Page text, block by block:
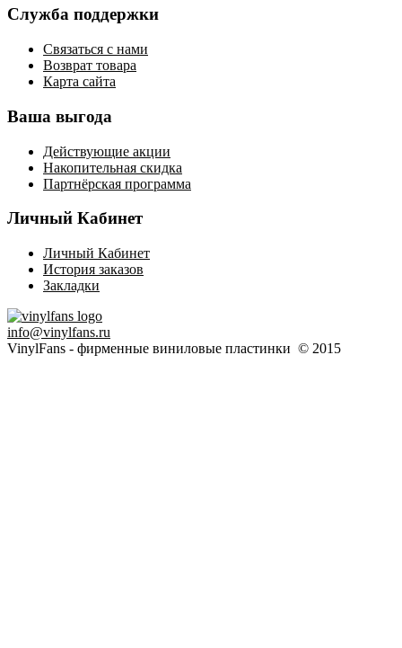
Служба поддержки
Связаться с нами
Возврат товара
Карта сайта
Ваша выгода
Действующие акции
Накопительная скидка
Партнёрская программа
Личный Кабинет
Личный Кабинет
История заказов
Закладки
info@vinylfans.ru
VinylFans - фирменные виниловые пластинки © 2015